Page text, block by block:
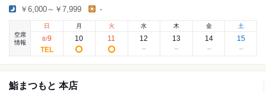
￥6,000～￥7,999 -
空席
情報
日
8/9
月
10
火
11
水
12
木
13
金
14
土
15
鮨まつもと 本店